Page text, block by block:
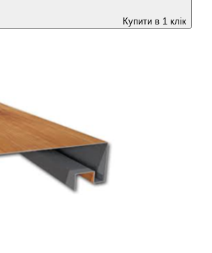
Купити в 1 клік